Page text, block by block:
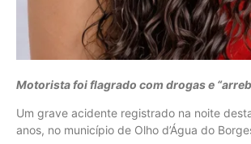
Motorista foi flagrado com drogas e
Um grave acidente registrado na noite
anos, no município de Olho d’Água do